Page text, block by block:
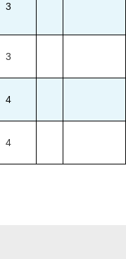
3
3
4
4